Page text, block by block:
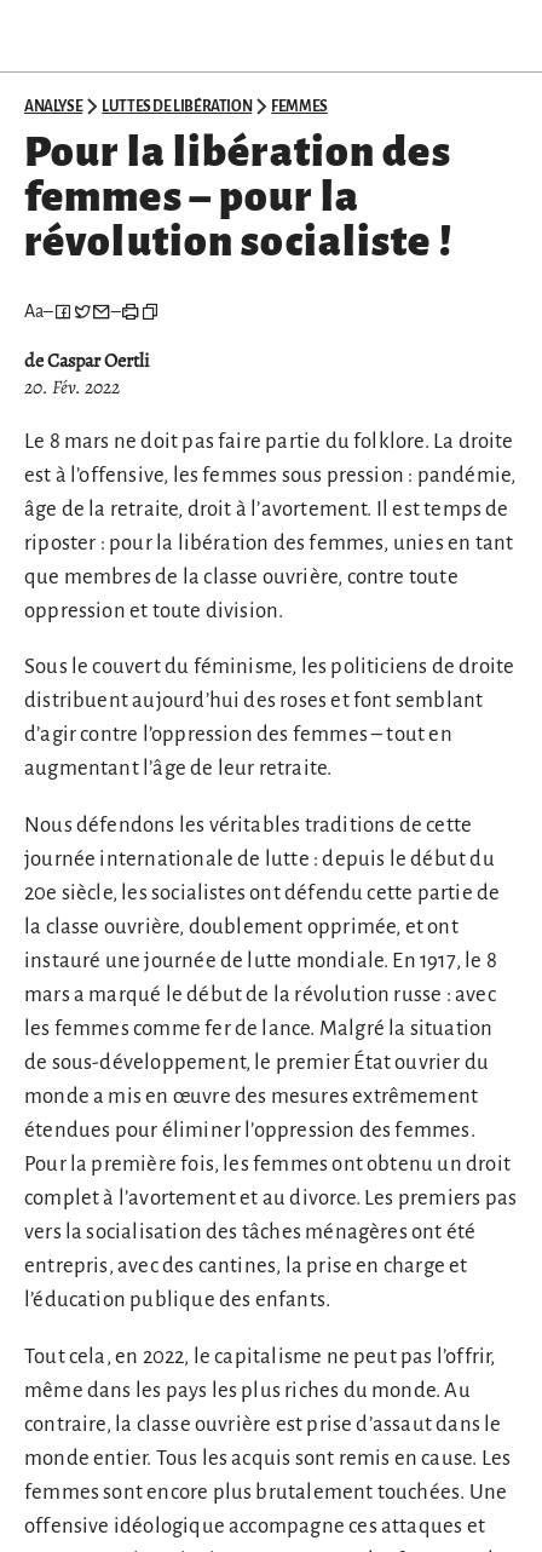
ANALYSE LUTTES DE LIBÉRATION FEMMES
Pour la libération des
femmes – pour la
révolution socialiste !
Aa– –
de Caspar Oertli
20. Fév. 2022
Le 8 mars ne doit pas faire partie du folklore. La droite
est à l’offensive, les femmes sous pression : pandémie,
âge de la retraite, droit à l’avortement. Il est temps de
riposter : pour la libération des femmes, unies en tant
que membres de la classe ouvrière, contre toute
oppression et toute division.
Sous le couvert du féminisme, les politiciens de droite
distribuent aujourd’hui des roses et font semblant
d’agir contre l’oppression des femmes – tout en
augmentant l’âge de leur retraite.
Nous défendons les véritables traditions de cette
journée internationale de lutte : depuis le début du
20e siècle, les socialistes ont défendu cette partie de
la classe ouvrière, doublement opprimée, et ont
instauré une journée de lutte mondiale. En 1917, le 8
mars a marqué le début de la révolution russe : avec
les femmes comme fer de lance. Malgré la situation
de sous-développement, le premier État ouvrier du
monde a mis en œuvre des mesures extrêmement
étendues pour éliminer l’oppression des femmes.
Pour la première fois, les femmes ont obtenu un droit
complet à l’avortement et au divorce. Les premiers pas
vers la socialisation des tâches ménagères ont été
entrepris, avec des cantines, la prise en charge et
l’éducation publique des enfants.
Tout cela, en 2022, le capitalisme ne peut pas l’offrir,
même dans les pays les plus riches du monde. Au
contraire, la classe ouvrière est prise d’assaut dans le
monde entier. Tous les acquis sont remis en cause. Les
femmes sont encore plus brutalement touchées. Une
offensive idéologique accompagne ces attaques et